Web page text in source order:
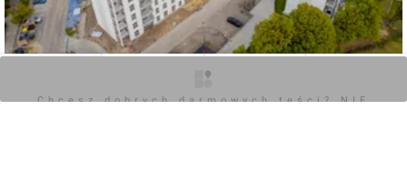
Chcesz dobrych darmowych teści? NIE